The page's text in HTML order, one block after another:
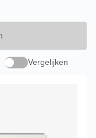
Vergelijken